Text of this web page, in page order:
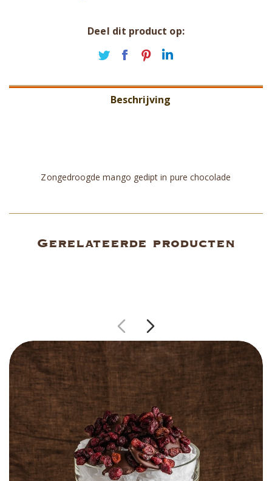
Deel dit product op:
Deel
Twitter
Deel
Facebook
Deel
Pinterest
LinkedIn
Beschrijving
Zongedroogde mango gedipt in pure chocolade
Gerelateerde producten